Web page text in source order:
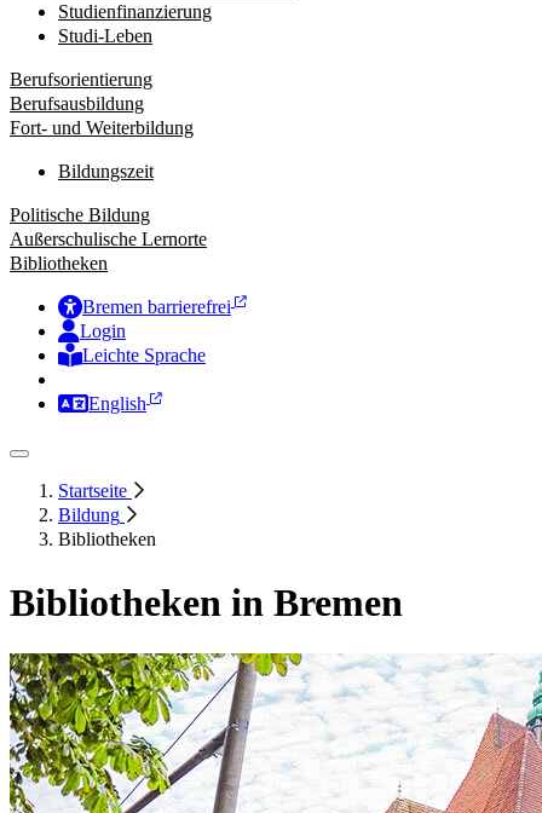
Studienfinanzierung
Studi-Leben
Berufsorientierung
Berufsausbildung
Fort- und Weiterbildung
Bildungszeit
Politische Bildung
Außerschulische Lernorte
Bibliotheken
Bremen barrierefrei
Login
Leichte Sprache
English
Startseite
Bildung
Bibliotheken
Bibliotheken in Bremen